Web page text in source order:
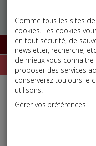
Base documentaire
Dépêches
Social, Paye
Comme tous les sites
cookies. Les cookies
en tout sécurité, de
newsletter, recherche,
de mieux vous
proposer des services
conserverez toujours le
utilisons.
Gérer vos préférences